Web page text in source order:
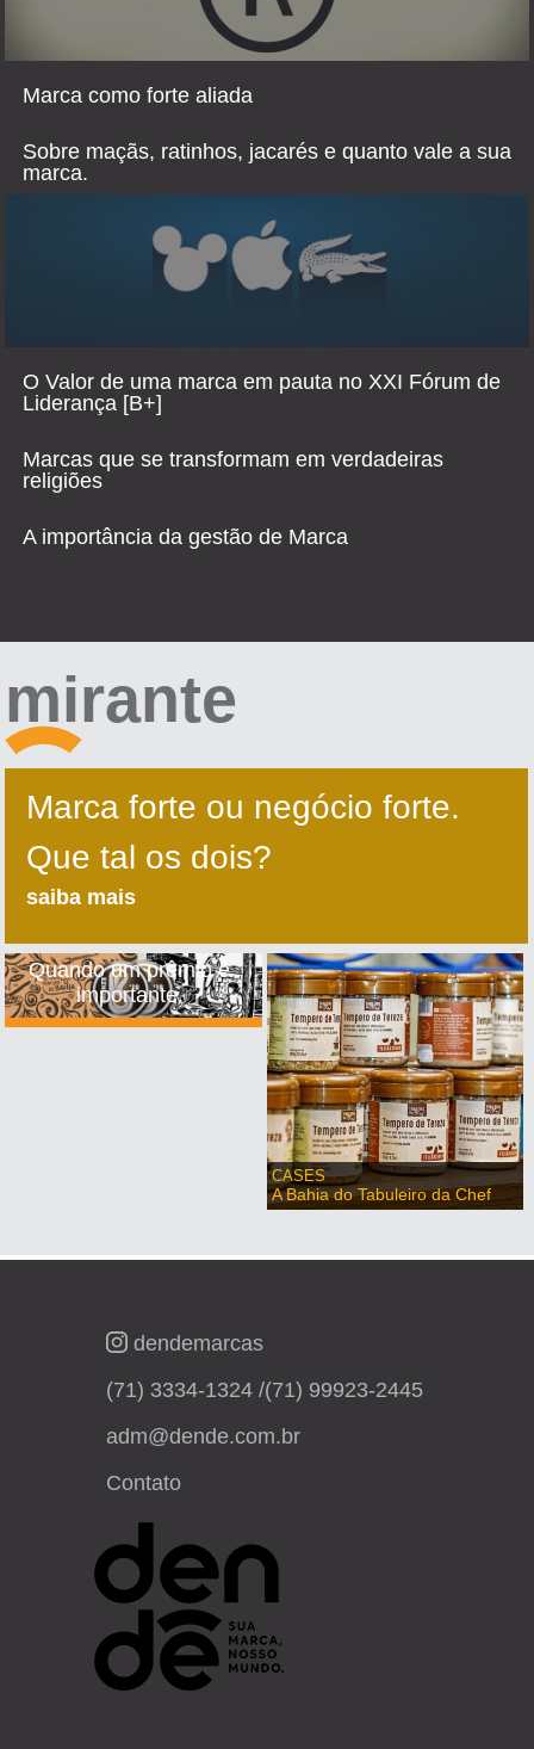
Marca como forte aliada
Sobre maçãs, ratinhos, jacarés e quanto vale a sua
marca.
O Valor de uma marca em pauta no XXI Fórum de
Liderança [B+]
Marcas que se transformam em verdadeiras
religiões
A importância da gestão de Marca
mirante
Marca forte ou negócio forte.
Que tal os dois?
saiba mais
Quando um prêmio é
importante.
CASES
A Bahia do Tabuleiro da Chef
dendemarcas
(71) 3334-1324 /(71) 99923-2445
adm@dende.com.br
Contato